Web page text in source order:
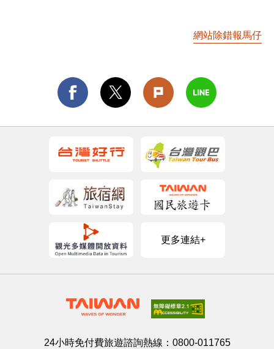
網站除錯報馬仔
更多連結+
24小時免付費旅遊諮詢熱線： 0800-011765